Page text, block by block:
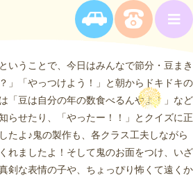
いうことで、今日はみんなで節分・豆まき
」「やっつけよう！」と朝からドキドキの
「豆は自分の年の数食べるんやよ！」など
らせたり、「やったー！！」とクイズに正
たよ♪鬼の製作も、各クラス工夫しながら
れましたよ！そして鬼のお面をつけ、いざ
剣な表情の子や、ちょっぴり怖くて遠くか